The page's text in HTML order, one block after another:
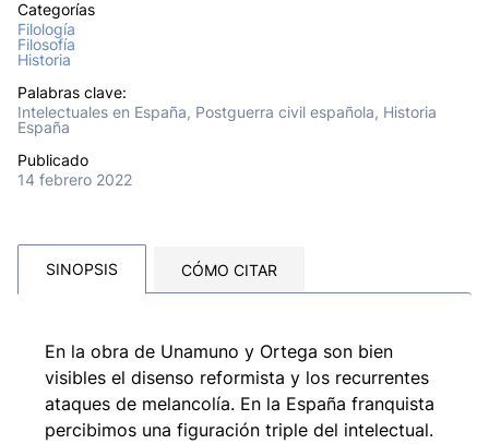
Categorías
Filología
Filosofía
Historia
Palabras clave:
Intelectuales en España, Postguerra civil española, Historia
España
Publicado
14 febrero 2022
SINOPSIS CÓMO CITAR
En la obra de Unamuno y Ortega son bien
visibles el disenso reformista y los recurrentes
ataques de melancolía. En la España franquista
percibimos una figuración triple del intelectual.